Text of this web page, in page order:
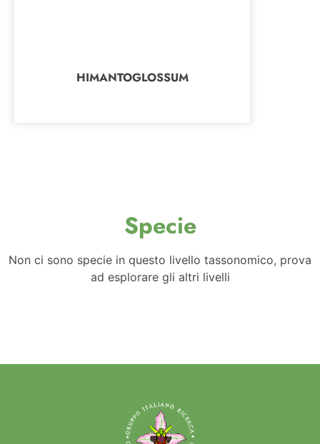
HIMANTOGLOSSUM
Specie
Non ci sono specie in questo livello tassonomico, prova
ad esplorare gli altri livelli